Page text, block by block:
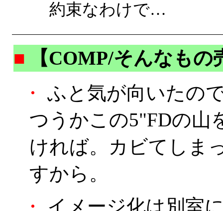
約束なわけで…
■
【COMP/そんなも
・
ふと気が向いたの
つうかこの5"FDの山
ければ。カビてしま
すから。
・
イメージ化は別室